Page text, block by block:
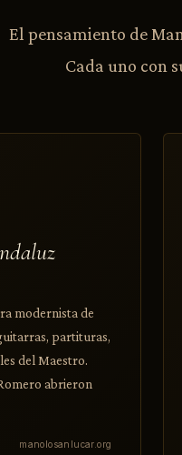
El pensamiento de
Cada uno con
modernista de
partituras,
del Maestro.
abrieron
manolosanlucar.org